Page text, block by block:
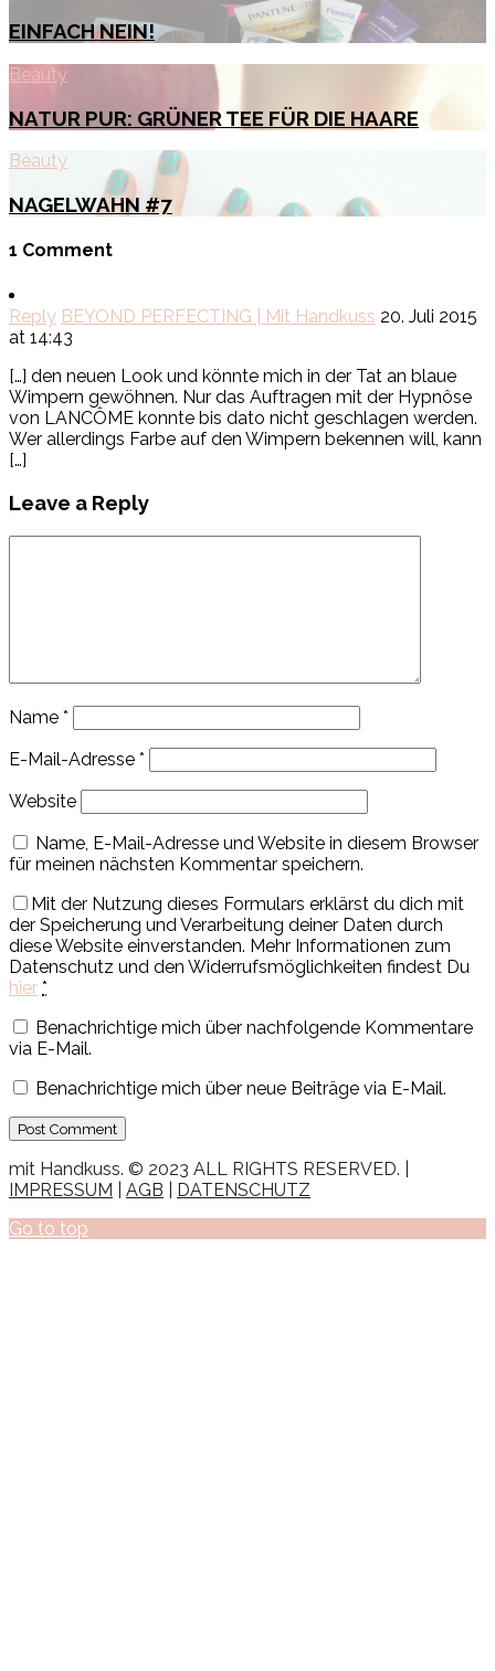
EINFACH NEIN!
Beauty
NATUR PUR: GRÜNER TEE FÜR DIE HAARE
Beauty
NAGELWAHN #7
1 Comment
Reply BEYOND PERFECTING | Mit Handkuss 20. Juli 2015
at 14:43
[…] den neuen Look und könnte mich in der Tat an blaue
Wimpern gewöhnen. Nur das Auftragen mit der Hypnôse
von LANCÔME konnte bis dato nicht geschlagen werden.
Wer allerdings Farbe auf den Wimpern bekennen will, kann
[…]
Leave a Reply
Name *
E-Mail-Adresse *
Website
Name, E-Mail-Adresse und Website in diesem Browser
für meinen nächsten Kommentar speichern.
Mit der Nutzung dieses Formulars erklärst du dich mit
der Speicherung und Verarbeitung deiner Daten durch
diese Website einverstanden. Mehr Informationen zum
Datenschutz und den Widerrufsmöglichkeiten findest Du
hier *
Benachrichtige mich über nachfolgende Kommentare
via E-Mail.
Benachrichtige mich über neue Beiträge via E-Mail.
mit Handkuss. © 2023 ALL RIGHTS RESERVED. |
IMPRESSUM
AGB
DATENSCHUTZ
Go to top